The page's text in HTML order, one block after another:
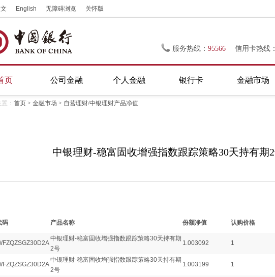
English 无障碍浏览 关怀版
服务热线： 95566 信用卡热线：
页 公司金融 个人金融 银行卡 金融市场
： 首页 > 金融市场 > 自营理财/中银理财产品净值
中银理财-稳富固收增强指数跟踪策略30天持有期
码 产品名称 份额净值 认购价格
中银理财-稳富固收增强指数跟踪策略30天持有期
2号
1.003092 1
中银理财-稳富固收增强指数跟踪策略30天持有期
2号
1.003199 1